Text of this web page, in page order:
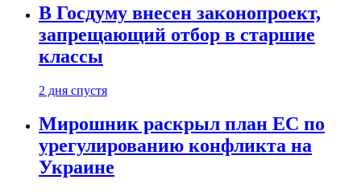
В Госдуму внесен законопроект,
запрещающий отбор в старшие
классы
2 дня спустя
Мирошник раскрыл план ЕС по
урегулированию конфликта на
Украине